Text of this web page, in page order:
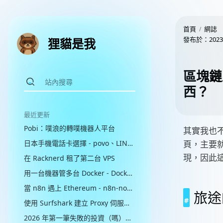
狸貓是我
最近更新
Pobi：噗浪的轉噗機器人平台
日本手機電話卡選擇 - povo、LINEMO、楽天モバイル比較
在 Racknerd 租了第二台 VPS
用一台機器管多台 Docker - Dockhand + Hawser
當 n8n 遇上 Ethereum - n8n-nodes-ethereum
使用 Surfshark 建立 Proxy 伺服器（並失敗）
2026 年第一筆失敗的投資（嗎）：Google AI Pro
首頁
網誌
發布於：
區塊
西？
其實我也
頁，主要
現，因此
旅